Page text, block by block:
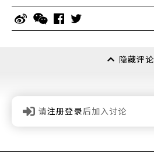
隐藏评论
请注册登录后加入讨论